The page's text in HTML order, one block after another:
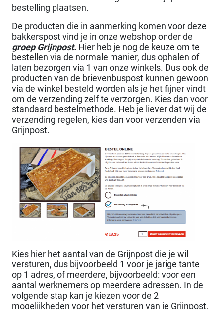
bestelling plaatsen.
De producten die in aanmerking komen voor deze
bakkerspost vind je in onze webshop onder de
groep Grijnpost. Hier heb je nog de keuze om te
bestellen via de normale manier, dus ophalen of
laten bezorgen via 1 van onze winkels. Dus ook de
producten van de brievenbuspost kunnen gewoon
via de winkel besteld worden als je het fijner vindt
om de verzending zelf te verzorgen. Kies dan voor
standaard bestelmethode. Heb je liever dat wij de
verzending regelen, kies dan voor verzenden via
Grijnpost.
Kies hier het aantal van de Grijnpost die je wil
versturen, dus bijvoorbeeld 1 voor je jarige tante
op 1 adres, of meerdere, bijvoorbeeld: voor een
aantal werknemers op meerdere adressen. In de
volgende stap kan je kiezen voor de 2
mogelijkheden voor het versturen van je Grijnpost,